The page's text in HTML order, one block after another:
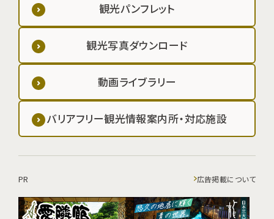
観光パンフレット
観光写真ダウンロード
動画ライブラリー
バリアフリー観光情報案内所・対応施設
PR 広告掲載について